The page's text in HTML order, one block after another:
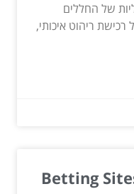
של החללים
ריהוט איכותי,
Betting